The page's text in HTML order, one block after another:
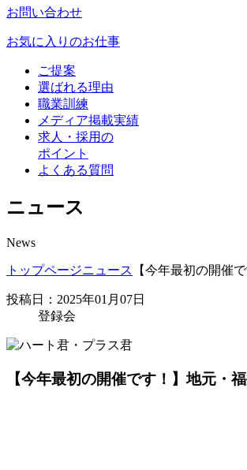
お問い合わせ
お気に入りのお仕事
ご提案
選ばれる理由
職業訓練
メディア掲載実績
求人・採用の
ポイント
よくある質問
ニュース
News
トップページニュース 【今年最初の開催
投稿日：2025年01月07日
登録会
【今年最初の開催です！】地元・